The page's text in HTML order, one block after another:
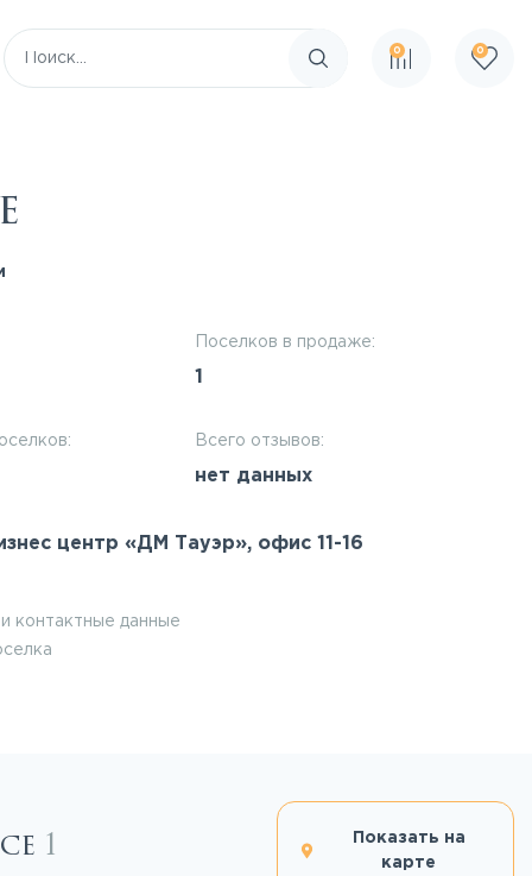
Поиск по сайту
0 0
Поселков в продаже:
1
Всего отзывов:
нет данных
центр «ДМ Тауэр», офис 11-16
контактные данные
1
Показать на
карте